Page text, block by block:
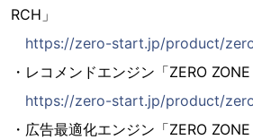
RCH」
https://zero-start.jp/product/
・レコメンドエンジン「ZERO
https://zero-start.jp/product/
・広告最適化エンジン「ZERO ZONE